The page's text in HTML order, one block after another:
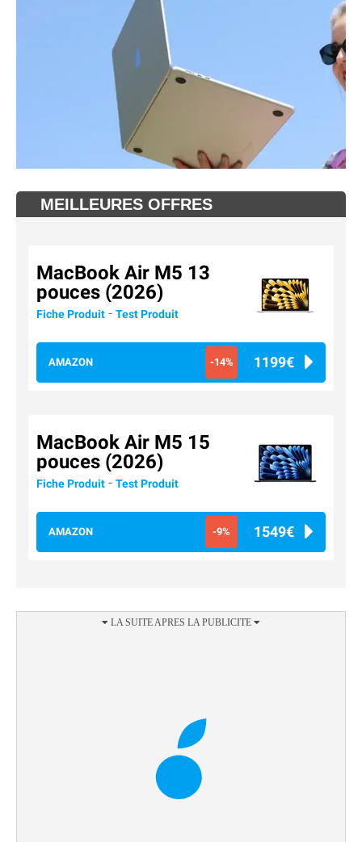
MEILLEURES OFFRES
MacBook Air M5 13
pouces (2026)
Fiche Produit - Test Produit
AMAZON -14% 1199€
MacBook Air M5 15
pouces (2026)
Fiche Produit - Test Produit
AMAZON -9% 1549€